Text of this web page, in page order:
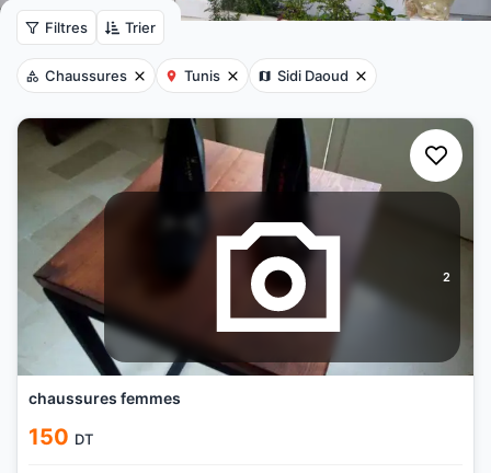
Filtres Trier
Chaussures Tunis Sidi Daoud
2
chaussures femmes
150 DT